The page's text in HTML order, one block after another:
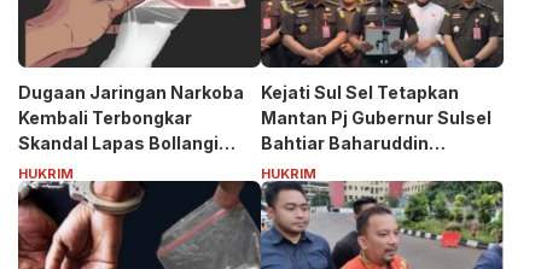
Dugaan Jaringan Narkoba
Kembali Terbongkar
Skandal Lapas Bollangi
Siapa Puang ASS?
HUKRIM
Kejati Sul Sel Tetapkan
Mantan Pj Gubernur Sulsel
Bahtiar Baharuddin
Tersangka Kasus Korupsi
Bibit Nanas Rp50 Miliar
HUKRIM